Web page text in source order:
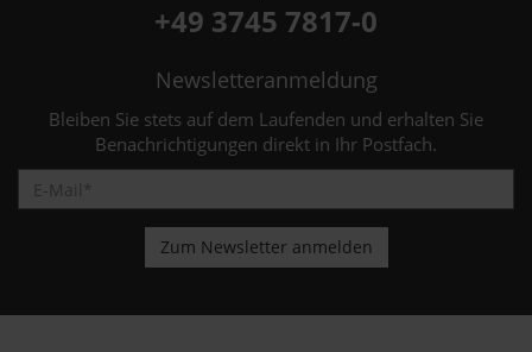
+49 3745 7817-0
Newsletteranmeldung
Bleiben Sie stets auf dem Laufenden und erhalten Sie
Benachrichtigungen direkt in Ihr Postfach.